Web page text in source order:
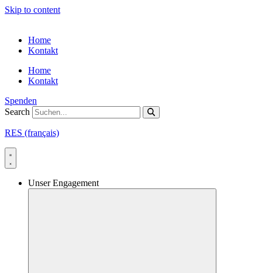
Skip to content
Home
Kontakt
Home
Kontakt
Spenden
Search
RES (français)
Unser Engagement